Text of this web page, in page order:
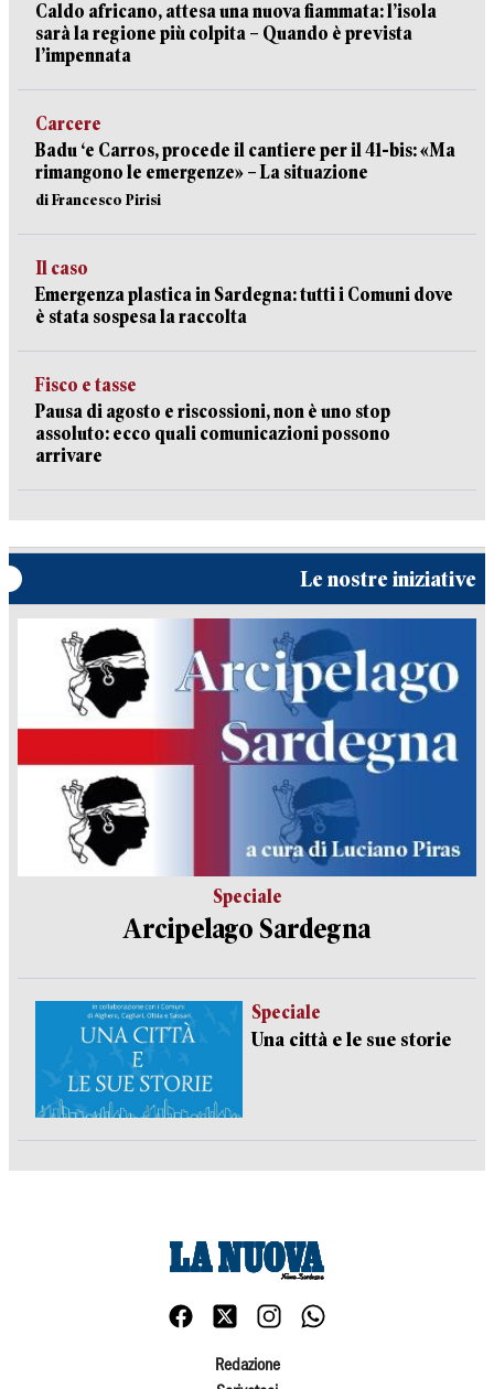
Caldo africano, attesa una nuova fiammata: l’isola
sarà la regione più colpita – Quando è prevista
l’impennata
Carcere
Badu ‘e Carros, procede il cantiere per il 41-bis: «Ma
rimangono le emergenze» – La situazione
di Francesco Pirisi
Il caso
Emergenza plastica in Sardegna: tutti i Comuni dove
è stata sospesa la raccolta
Fisco e tasse
Pausa di agosto e riscossioni, non è uno stop
assoluto: ecco quali comunicazioni possono
arrivare
Le nostre iniziative
Speciale
Arcipelago Sardegna
Speciale
Una città e le sue storie
Redazione